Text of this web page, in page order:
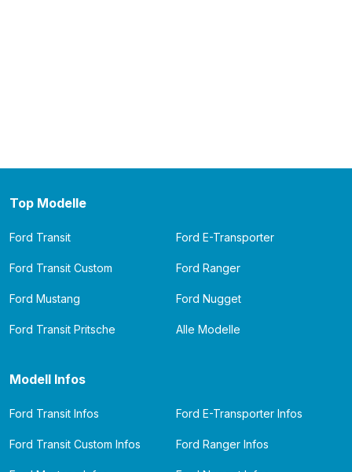
Top Modelle
Ford Transit Ford E-Transporter
Ford Transit Custom Ford Ranger
Ford Mustang Ford Nugget
Ford Transit Pritsche Alle Modelle
Modell Infos
Ford Transit Infos Ford E-Transporter Infos
Ford Transit Custom Infos Ford Ranger Infos